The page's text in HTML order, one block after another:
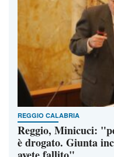
REGGIO CALABRIA
Reggio, Minicuci:
è drogato. Giunta